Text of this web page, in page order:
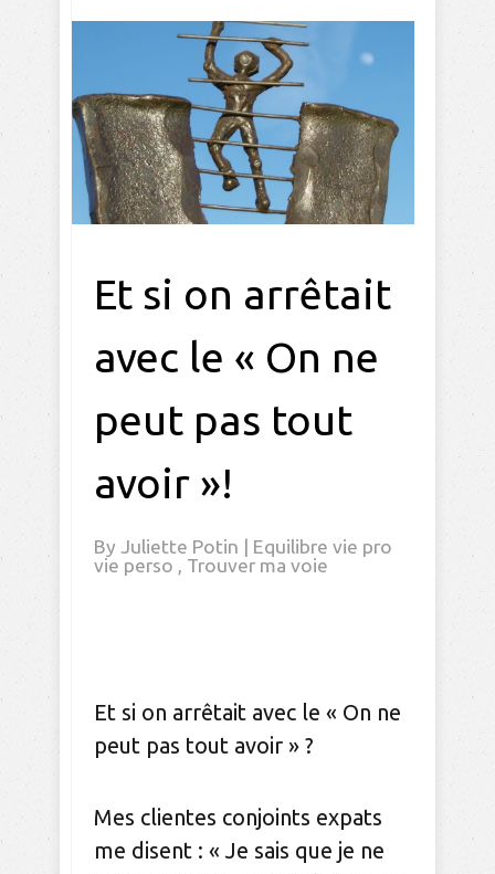
Et si on arrêtait
avec le « On ne
peut pas tout
avoir »!
By Juliette Potin
Equilibre vie pro
vie perso , Trouver ma voie
Et si on arrêtait avec le « On ne
peut pas tout avoir » ?
Mes clientes conjoints expats
me disent : « Je sais que je ne